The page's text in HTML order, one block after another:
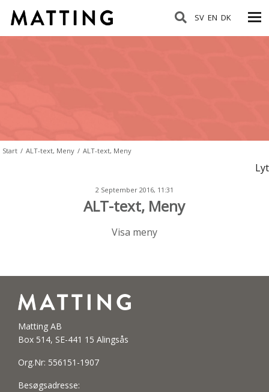
SV EN DK
Start / ALT-text, Meny / ALT-text, Meny
Lyt
2 September 2016, 11:31
ALT-text, Meny
Visa meny
Matting AB
Box 514, SE-441 15 Alingsås
Org.Nr: 556151-1907
Besøgsadresse: